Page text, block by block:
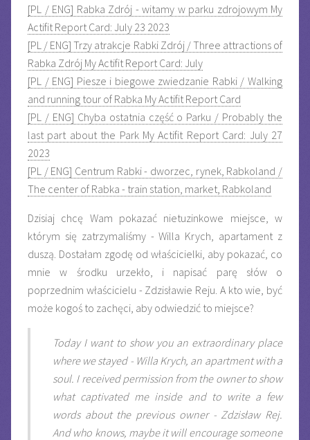
[PL / ENG] Rabka Zdrój - witamy w parku zdrojowym My
Actifit Report Card: July 23 2023
[PL / ENG] Trzy atrakcje Rabki Zdrój / Three attractions of
Rabka Zdrój My Actifit Report Card: July
[PL / ENG] Piesze i biegowe zwiedzanie Rabki / Walking
and running tour of Rabka My Actifit Report Card
[PL / ENG] Chyba ostatnia część o Parku / Probably the
last part about the Park My Actifit Report Card: July 27
2023
[PL / ENG] Centrum Rabki - dworzec, rynek, Rabkoland /
The center of Rabka - train station, market, Rabkoland
Dzisiaj chcę Wam pokazać nietuzinkowe miejsce, w
którym się zatrzymaliśmy - Willa Krych, apartament z
duszą. Dostałam zgodę od właścicielki, aby pokazać, co
mnie w środku urzekło, i napisać parę słów o
poprzednim właścicielu - Zdzisławie Reju. A kto wie, być
może kogoś to zachęci, aby odwiedzić to miejsce?
Today I want to show you an extraordinary place
where we stayed - Willa Krych, an apartment with a
soul. I received permission from the owner to show
what captivated me inside and to write a few
words about the previous owner - Zdzisław Rej.
And who knows, maybe it will encourage someone